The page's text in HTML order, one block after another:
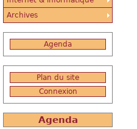
Archives
Agenda
Plan du site
Connexion
Agenda